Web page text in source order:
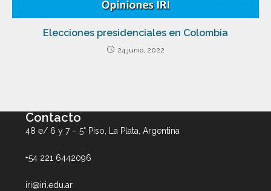
Elecciones presidenciales en Colombia
24 junio, 2022
Contacto
48 e/ 6 y 7 – 5° Piso, La Plata, Argentina
+54 221 6442096
iri@iri.edu.ar